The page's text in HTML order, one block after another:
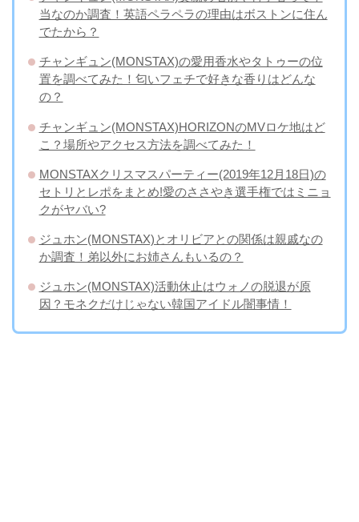
当なのか調査！英語ペラペラの理由はボストンに住ん
でたから？
チャンギュン(MONSTAX)の愛用香水やタトゥーの位
置を調べてみた！匂いフェチで好きな香りはどんな
の？
チャンギュン(MONSTAX)HORIZONのMVロケ地はど
こ？場所やアクセス方法を調べてみた！
MONSTAXクリスマスパーティー(2019年12月18日)の
セトリとレポをまとめ!愛のささやき選手権ではミニョ
クがヤバい?
ジュホン(MONSTAX)とオリビアとの関係は親戚なの
か調査！弟以外にお姉さんもいるの？
ジュホン(MONSTAX)活動休止はウォノの脱退が原
因？モネクだけじゃない韓国アイドル闇事情！